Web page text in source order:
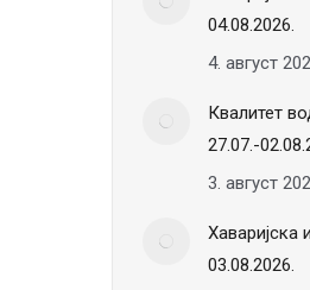
04.08.2026.
4. август
Квалитет
27.07.-
3. август
03.08.2026.